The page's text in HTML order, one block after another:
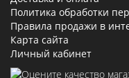
Политика обработки
Правила продажи в
Карта сайта
Личный кабинет